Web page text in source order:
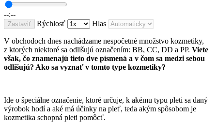
--:--
Zastaviť Rýchlosť Hlas
V obchodoch dnes nachádzame nespočetné množstvo kozmetiky,
z ktorých niektoré sa odlišujú označením: BB, CC, DD a PP. Viete
však, čo znamenajú tieto dve písmená a v čom sa medzi sebou
odlišujú? Ako sa vyznať v tomto type kozmetiky?
Ide o špeciálne označenie, ktoré určuje, k akému typu pleti sa daný
výrobok hodí a aké má účinky na pleť, teda akým spôsobom je
kozmetika schopná pleti pomôcť.